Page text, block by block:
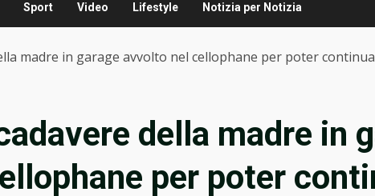
Sport Video Lifestyle Notizia per Notizia
madre in garage avvolto nel cellophane per poter
della madre in
per poter